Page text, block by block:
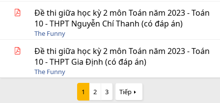
Đề thi giữa học kỳ 2 môn Toán năm 2023 - Toán
10 - THPT Nguyễn Chí Thanh (có đáp án)
The Funny
Đề thi giữa học kỳ 2 môn Toán năm 2023 - Toán
10 - THPT Gia Định (có đáp án)
The Funny
1 2 3 Tiếp